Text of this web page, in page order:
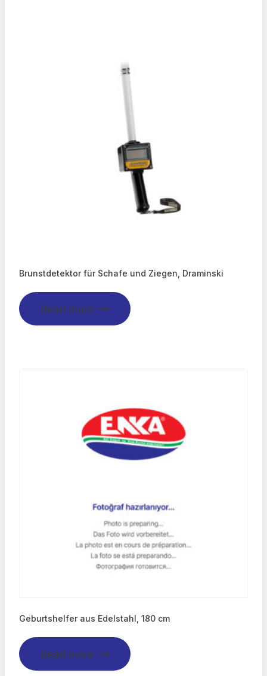
Brunstdetektor für Schafe und Ziegen, Draminski
Read more
Geburtshelfer aus Edelstahl, 180 cm
Read more